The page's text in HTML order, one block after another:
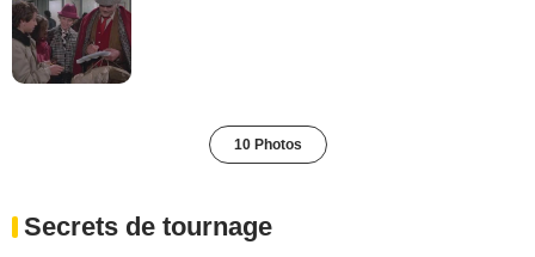
10 Photos
Secrets de tournage